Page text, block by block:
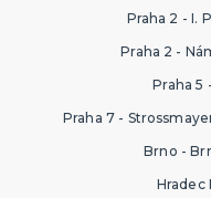
Praha 2 - I.
Praha 2 -
Praha 5
Praha 7 -
Brno -
Hradec